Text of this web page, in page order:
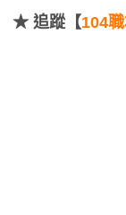
★ 追蹤【104